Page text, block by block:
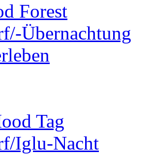
Forest
Übernachtung
Tag
Iglu-Nacht